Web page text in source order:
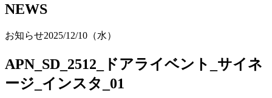
NEWS
お知らせ2025/12/10（水）
APN_SD_2512_ドアライベント_サイネ
ージ_インスタ_01